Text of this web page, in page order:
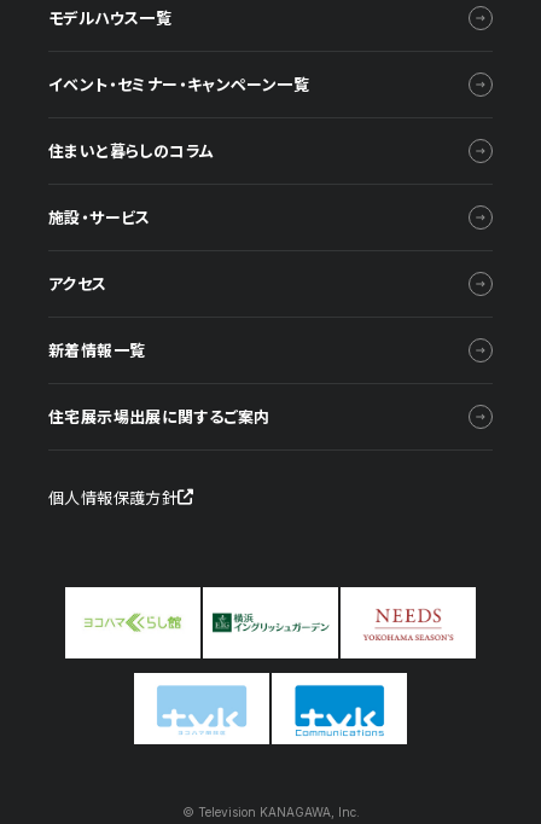
モデルハウス一覧
イベント・セミナー・キャンペーン一覧
住まいと暮らしのコラム
施設・サービス
アクセス
新着情報一覧
住宅展示場出展に関するご案内
個人情報保護方針
© Television KANAGAWA, Inc.